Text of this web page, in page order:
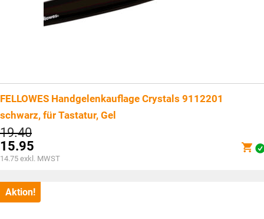
FELLOWES Handgelenkauflage Crystals 9112201
schwarz, für Tastatur, Gel
19.40Ursprünglicher
Preis
war:
CHF19.40
15.95
Aktueller
ist:
CHF15.95.
14.75 exkl. MWST
Aktion!